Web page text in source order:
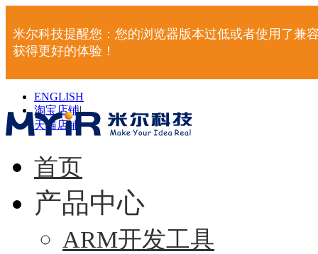
米尔科技提醒您：您的浏览器版本过低或者使用了兼
获得更好的体验！
ENGLISH
淘宝店铺|
天猫店铺 |
首页
产品中心
ARM开发工具